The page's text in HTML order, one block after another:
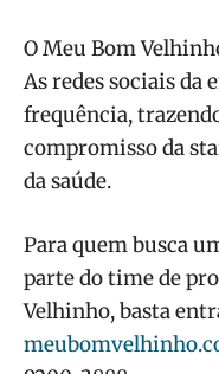
O Meu Bom
As redes sociais da
frequência,
compromisso da
da saúde.
Para quem busca
parte do time de
Velhinho, basta